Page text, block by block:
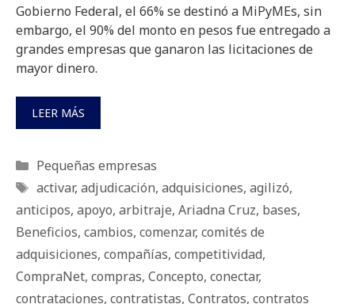
Gobierno Federal, el 66% se destinó a MiPyMEs, sin
embargo, el 90% del monto en pesos fue entregado a
grandes empresas que ganaron las licitaciones de
mayor dinero.
LEER MÁS
Categorías
Pequeñas empresas
Etiquetas
activar, adjudicación, adquisiciones, agilizó,
anticipos, apoyo, arbitraje, Ariadna Cruz, bases,
Beneficios, cambios, comenzar, comités de
adquisiciones, compañías, competitividad,
CompraNet, compras, Concepto, conectar,
contrataciones, contratistas, Contratos, contratos